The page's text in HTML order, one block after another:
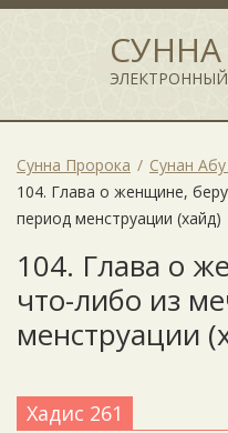
Сунна Пророка Сунан
104. Глава о женщине,
период менструации (хайд)
104. Глава о
что-либо из
менструации
Хадис 261